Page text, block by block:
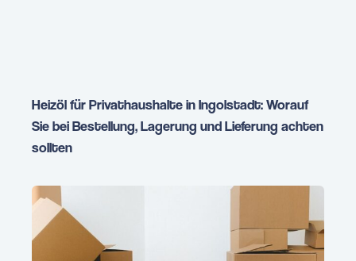
Heizöl für Privathaushalte in Ingolstadt: Worauf
Sie bei Bestellung, Lagerung und Lieferung achten
sollten